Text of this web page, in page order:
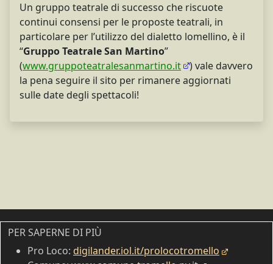
Un gruppo teatrale di successo che riscuote
continui consensi per le proposte teatrali, in
particolare per l’utilizzo del dialetto lomellino, è il
“Gruppo Teatrale San Martino”
(www.gruppoteatralesanmartino.it
) vale davvero
la pena seguire il sito per rimanere aggiornati
sulle date degli spettacoli!
PER SAPERNE DI PIÙ
Pro Loco: digilander.iol.it/prolocotromello